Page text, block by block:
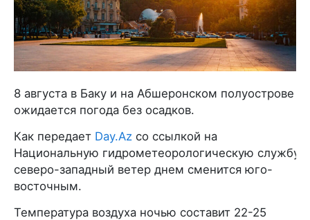
8 августа в Баку и на Абшеронском полуострове
ожидается погода без осадков.
Как передает Day.Az со ссылкой на
Национальную гидрометеорологическую службу,
северо-западный ветер днем сменится юго-
восточным.
Температура воздуха ночью составит 22-25